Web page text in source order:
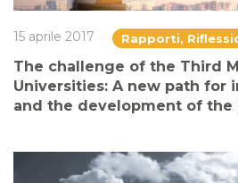
15 aprile 2017 Rapporti,
The challenge of the Third
Universities: A new path for
and the development of the